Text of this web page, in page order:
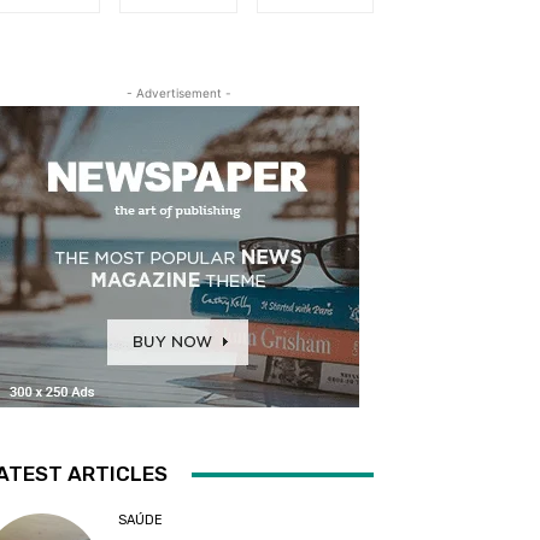
- Advertisement -
ARTICLES
SAÚDE